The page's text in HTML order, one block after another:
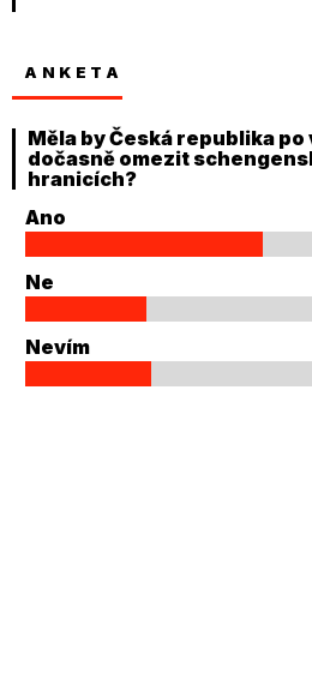
ANKETA
Měla by Česká republika
dočasně omezit
hranicích?
Ano
Ne
Nevím